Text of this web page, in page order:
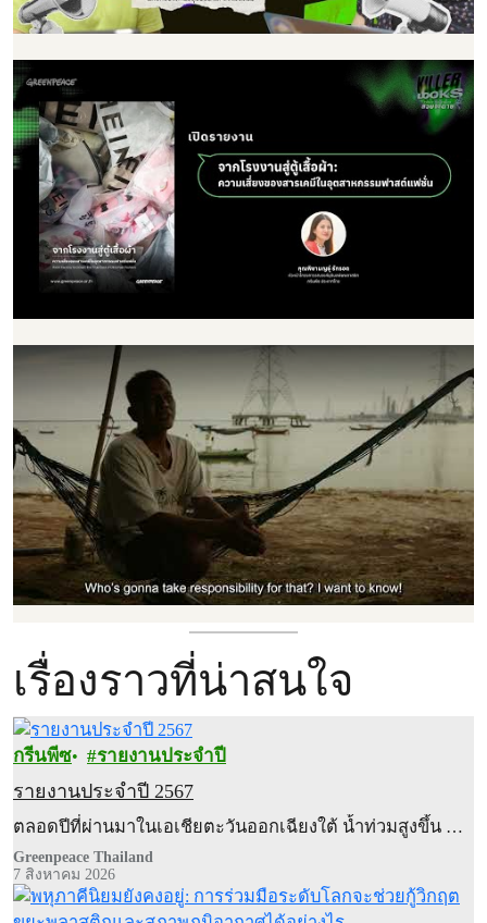
เรื่องราวที่น่าสนใจ
กรีนพีซ รายงานประจำปี
รายงานประจำปี 2567
ตลอดปีที่ผ่านมาในเอเชียตะวันออกเฉียงใต้ น้ำท่วมสูงขึ้น …
Greenpeace Thailand
7 สิงหาคม 2026